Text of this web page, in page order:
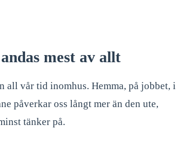
mest av allt
all vår tid inomhus. Hemma, på jobbet, i
påverkar oss långt mer än den ute,
tänker på.